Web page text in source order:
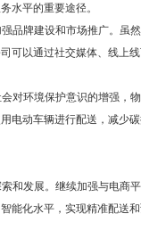
水平的重要途径。
品牌建设和市场推广。虽
可以通过社交媒体、线上
对环境保护意识的增强，
电动车辆进行配送，减少
和发展。继续加强与电商
能化水平，实现精准配送